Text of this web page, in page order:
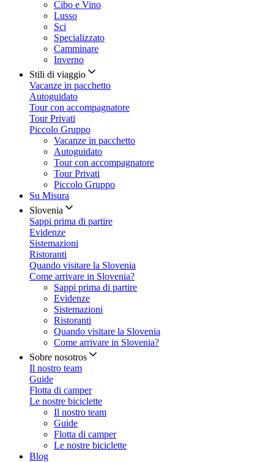
Cibo e Vino
Lusso
Sci
Specializzato
Camminare
Inverno
Stili di viaggio
Vacanze in pacchetto
Autoguidato
Tour con accompagnatore
Tour Privati
Piccolo Gruppo
Vacanze in pacchetto
Autoguidato
Tour con accompagnatore
Tour Privati
Piccolo Gruppo
Su Misura
Slovenia
Sappi prima di partire
Evidenze
Sistemazioni
Ristoranti
Quando visitare la Slovenia
Come arrivare in Slovenia?
Sappi prima di partire
Evidenze
Sistemazioni
Ristoranti
Quando visitare la Slovenia
Come arrivare in Slovenia?
Sobre nosotros
Il nostro team
Guide
Flotta di camper
Le nostre biciclette
Il nostro team
Guide
Flotta di camper
Le nostre biciclette
Blog